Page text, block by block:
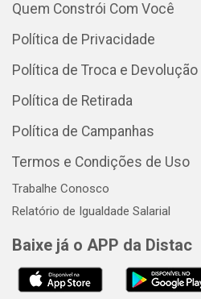
Quem Constrói Com Você
Política de Privacidade
Política de Troca e Devolução
Política de Retirada
Política de Campanhas
Termos e Condições de Uso
Trabalhe Conosco
Relatório de Igualdade Salarial
Baixe já o APP da Distac